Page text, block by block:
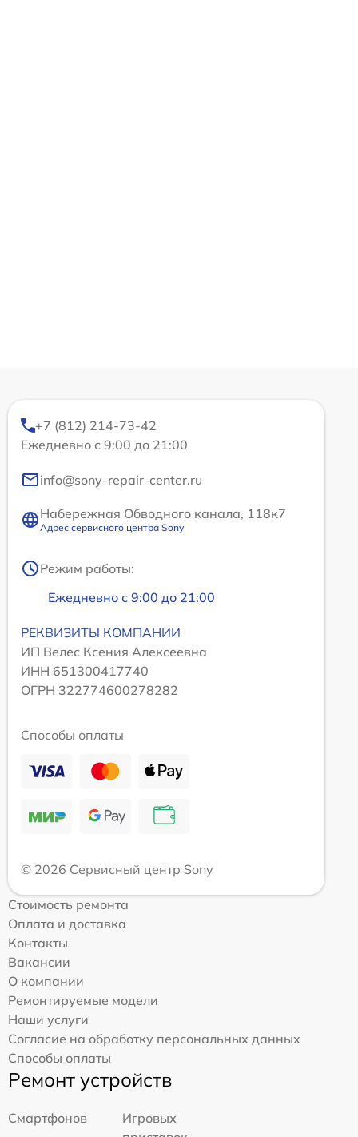
+7 (812) 214-73-42
Ежедневно с 9:00 до 21:00
info@sony-repair-center.ru
Набережная Обводного канала, 118к7
Адрес сервисного центра Sony
Режим работы:
Ежедневно с 9:00 до 21:00
РЕКВИЗИТЫ КОМПАНИИ
ИП Велес Ксения Алексеевна
ИНН 651300417740
ОГРН 322774600278282
Способы оплаты
© 2026 Сервисный центр Sony
Стоимость ремонта
Оплата и доставка
Контакты
Вакансии
О компании
Ремонтируемые модели
Наши услуги
Согласие на обработку персональных данных
Способы оплаты
Ремонт устройств
Смартфонов
Игровых